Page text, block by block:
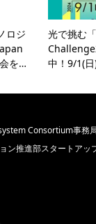
ロジ
を…
光で挑む
中！9/1(
Consortium事務
ン推進部スタートアッ